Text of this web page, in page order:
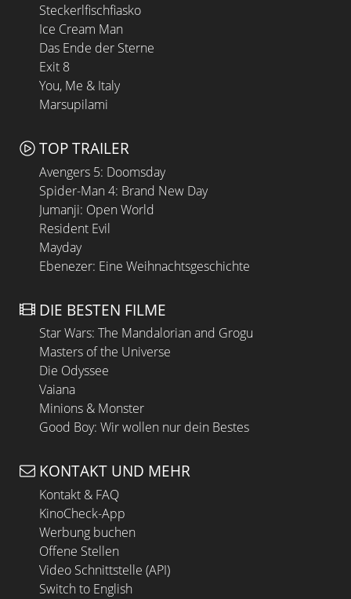
Steckerlfischfiasko
Ice Cream Man
Das Ende der Sterne
Exit 8
You, Me & Italy
Marsupilami
TOP TRAILER
Avengers 5: Doomsday
Spider-Man 4: Brand New Day
Jumanji: Open World
Resident Evil
Mayday
Ebenezer: Eine Weihnachtsgeschichte
DIE BESTEN FILME
Star Wars: The Mandalorian and Grogu
Masters of the Universe
Die Odyssee
Vaiana
Minions & Monster
Good Boy: Wir wollen nur dein Bestes
KONTAKT UND MEHR
Kontakt & FAQ
KinoCheck-App
Werbung buchen
Offene Stellen
Video Schnittstelle (API)
Switch to English